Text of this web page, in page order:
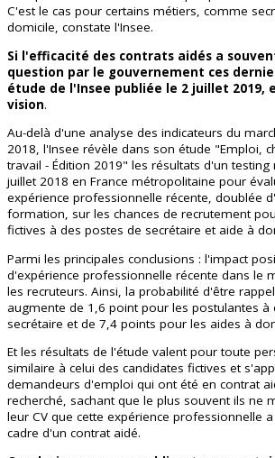
C'est le cas pour certains métiers, comme
domicile, constate l'Insee.
Si l'efficacité des contrats aidés a
question par le gouvernement ces
étude de l'Insee publiée le 2 juillet 2019,
vision.
Au-delà d'une analyse des indicateurs du
2018, l'Insee révèle dans son étude "Emploi,
travail - Édition 2019" les résultats d'un
juillet 2018 en France métropolitaine pour
expérience professionnelle récente, doublée
formation, sur les chances de recrutement
fictives à des postes de secrétaire et aide à
Parmi les principales conclusions : l'impact
d'expérience professionnelle récente dans le
les recruteurs. Ainsi, la probabilité d'être
augmente de 1,6 point pour les postulantes à
secrétaire et de 7,4 points pour les aides à
Et les résultats de l'étude valent pour toute
similaire à celui des candidates fictives et
demandeurs d'emploi qui ont été en contrat
recherché, sachant que le plus souvent ils ne
leur CV que cette expérience professionnelle
cadre d'un contrat aidé.